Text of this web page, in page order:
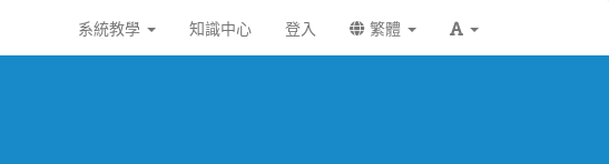
系統教學 知識中心 登入 繁體